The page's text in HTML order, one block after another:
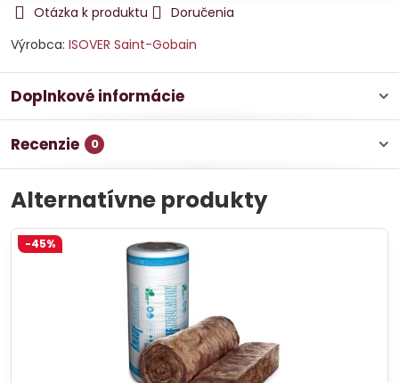
Otázka k produktu
Doručenia
Výrobca: ISOVER Saint-Gobain
Doplnkové informácie
Recenzie 0
Alternatívne produkty
-45%